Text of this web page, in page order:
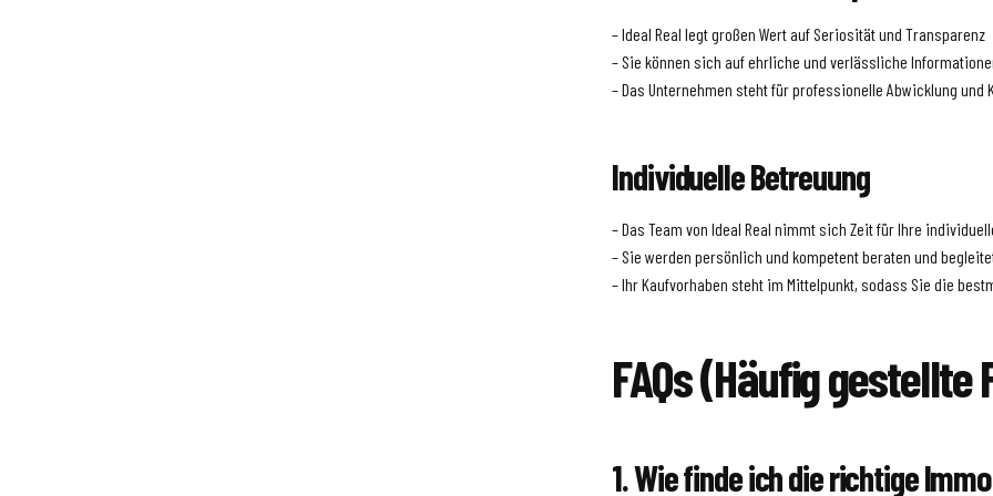
– Ideal Real legt großen Wert auf Seriosität und Transparenz
– Sie können sich auf ehrliche und verlässliche
– Das Unternehmen steht für professionelle Abwicklung und
Individuelle Betreuung
– Das Team von Ideal Real nimmt sich Zeit für Ihre
– Sie werden persönlich und kompetent beraten und
– Ihr Kaufvorhaben steht im Mittelpunkt, sodass Sie die
FAQs (Häufig gestellte
1. Wie finde ich die richtige